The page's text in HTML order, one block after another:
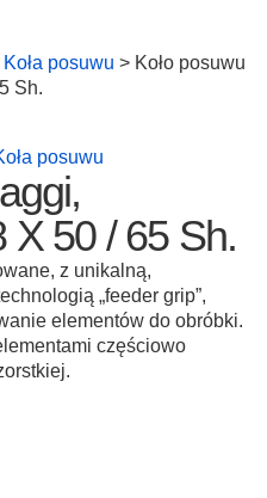
Koła posuwu > Koło posuwu
Sh.
posuwu
X 50 / 65 Sh.
z unikalną,
„feeder grip”,
elementów do obróbki.
częściowo